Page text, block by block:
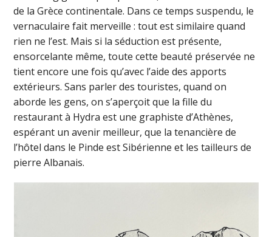
de la Grèce continentale. Dans ce temps suspendu, le
vernaculaire fait merveille : tout est similaire quand
rien ne l’est. Mais si la séduction est présente,
ensorcelante même, toute cette beauté préservée ne
tient encore une fois qu’avec l’aide des apports
extérieurs. Sans parler des touristes, quand on
aborde les gens, on s’aperçoit que la fille du
restaurant à Hydra est une graphiste d’Athènes,
espérant un avenir meilleur, que la tenancière de
l’hôtel dans le Pinde est Sibérienne et les tailleurs de
pierre Albanais.